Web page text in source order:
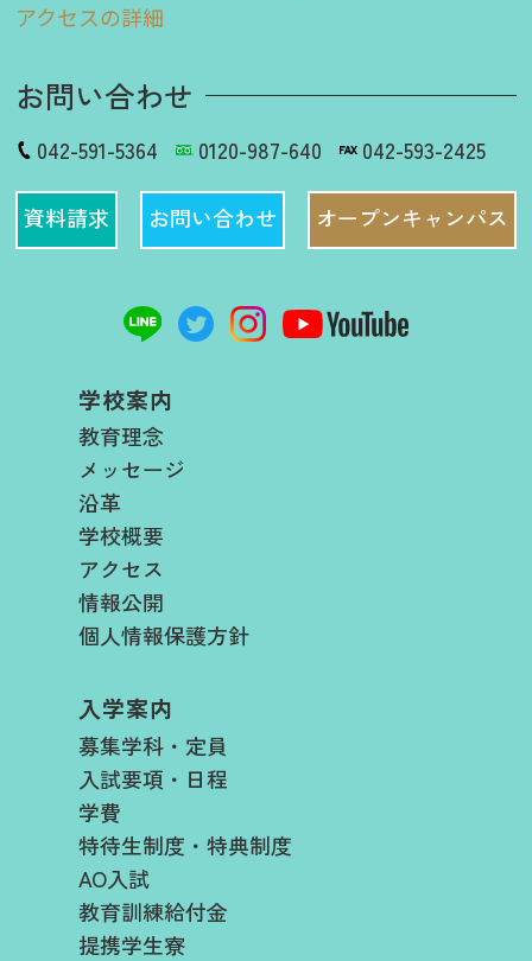
アクセスの詳細
お問い合わせ
042-591-5364 0120-987-640 042-593-2425
資料請求 お問い合わせ オープンキャンパス
学校案内
教育理念
メッセージ
沿革
学校概要
アクセス
情報公開
個人情報保護方針
入学案内
募集学科・定員
入試要項・日程​
学費​
特待生制度・特典制度
AO入試
教育訓練給付金
提携学生寮